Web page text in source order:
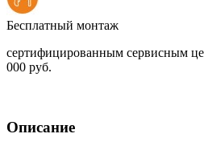
Бесплатный монтаж
сертифицированным сервисным
000 руб.
Описание